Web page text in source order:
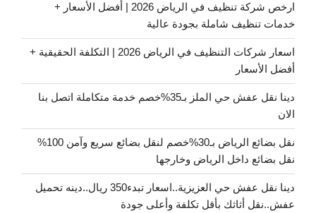
ارخص شركة تنظيف في الرياض 2026 | أفضل الأسعار +
خدمات تنظيف شاملة بجودة عالية
اسعار شركات التنظيف في الرياض 2026 | التكلفة الحقيقية +
أفضل الأسعار
دينا نقل عفش حي الملز بـ35%خصم خدمة متكاملة اتصل بنا
الان
نقل بضائع الرياض بـ30%خصم لنقل بضائع سريع وآمن 100%
نقل بضائع داخل الرياض وخارجها
دينا نقل عفش حي العزيزية..اسعار تبدء350 ريال..دينه تحميل
عفش..نقل أثاثك بأقل تكلفة وأعلى جودة